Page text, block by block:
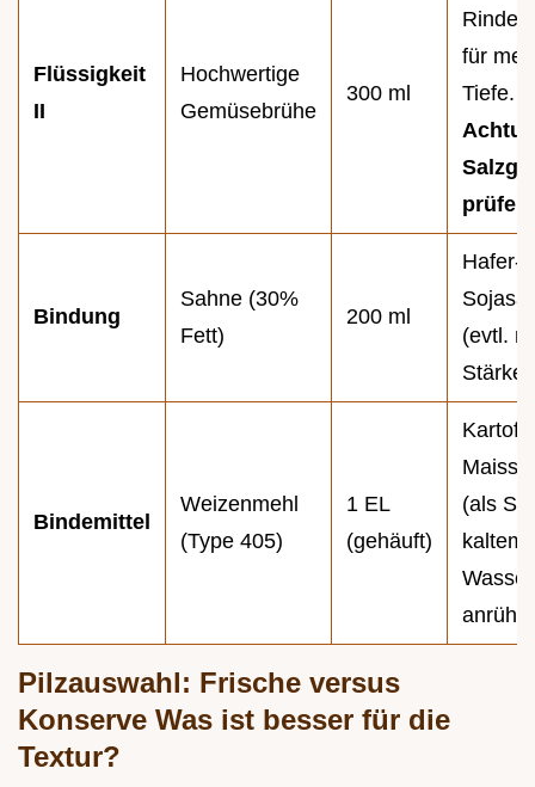
Flüssigkeit
II
Hochwertige
Gemüsebrühe
300 ml
für
Tiefe.
prüfen!
Bindung
Sahne (30%
Fett)
200 ml
Hafer-
(evtl.
Stärke
Bindemittel
Weizenmehl
(Type 405)
1 EL
(gehäuft)
(als
kaltem
Wasser
Pilzauswahl: Frische versus
Konserve Was ist besser für die
Textur?